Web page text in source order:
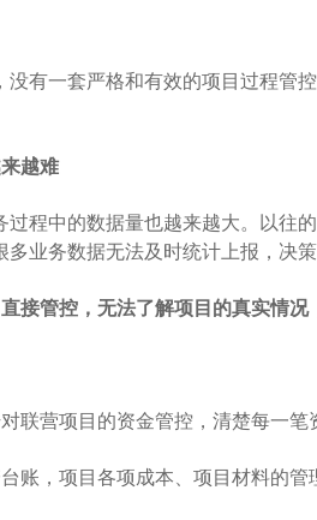
没有一套严格和有效的项目过程管
越难
过程中的数据量也越来越大。以往
多业务数据无法及时统计上报，决
接管控，无法了解项目的真实情
联营项目的资金管控，清楚每一
账，项目各项成本、项目材料的